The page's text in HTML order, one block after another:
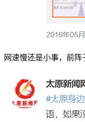
网速慢还是小事，前